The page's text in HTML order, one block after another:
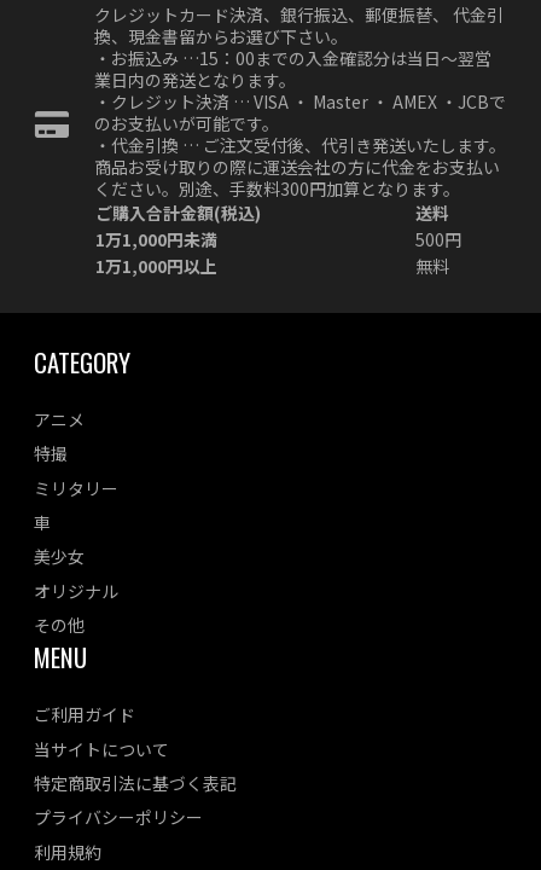
クレジットカード決済、銀行振込、郵便振替、 代金引
換、現金書留からお選び下さい。
・お振込み …15：00までの入金確認分は当日～翌営
業日内の発送となります。
・クレジット決済 … VISA ・ Master ・ AMEX ・JCBで
のお支払いが可能です。
・代金引換 … ご注文受付後、代引き発送いたします。
商品お受け取りの際に運送会社の方に代金をお支払い
ください。別途、手数料300円加算となります。
ご購入合計金額(税込)
送料
1万1,000円未満
500円
1万1,000円以上
無料
CATEGORY
アニメ
特撮
ミリタリー
車
美少女
オリジナル
その他
MENU
ご利用ガイド
当サイトについて
特定商取引法に基づく表記
プライバシーポリシー
利用規約